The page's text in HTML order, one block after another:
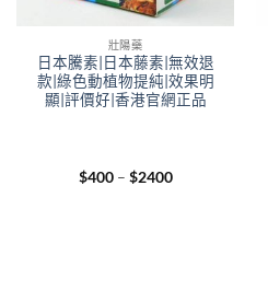
壯陽藥
日本騰素|日本藤素|無效退
款|綠色動植物提純|效果明
顯|評價好|香港官網正品
$400 – $2400Price